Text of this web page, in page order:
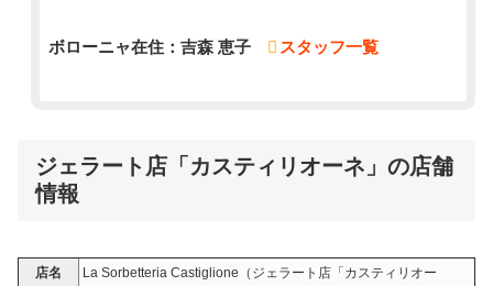
ボローニャ在住：吉森 恵子 スタッフ一覧
ジェラート店「カスティリオーネ」の店舗
情報
店名
La Sorbetteria Castiglione（ジェラート店「カスティリオー